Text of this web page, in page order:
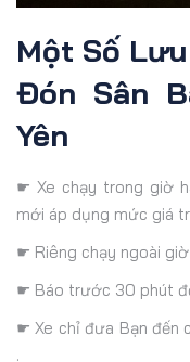
Một Số
Đón Sân
Yên
☛ Xe chạy trong giờ
mới áp dụng mức giá
☛ Riêng chạy ngoài
☛ Báo trước 30 phút
☛ Xe chỉ đưa Bạn đến
.